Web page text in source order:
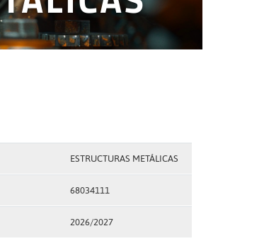
ESTRUCTURAS METÁLICAS
68034111
2026/2027